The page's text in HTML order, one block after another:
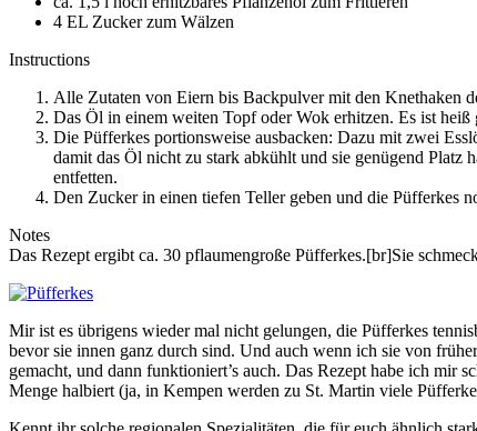
4 EL Zucker zum Wälzen
Instructions
Alle Zutaten von Eiern bis Backpulver mit den Knethaken
Das Öl in einem weiten Topf oder Wok erhitzen. Es ist
Die Püfferkes portionsweise ausbacken: Dazu mit zwei
damit das Öl nicht zu stark abkühlt und sie genügend Platz
entfetten.
Den Zucker in einen tiefen Teller geben und die Püfferkes
Notes
Das Rezept ergibt ca. 30 pflaumengroße Püfferkes.[br]Sie
Mir ist es übrigens wieder mal nicht gelungen, die Püfferkes
bevor sie innen ganz durch sind. Und auch wenn ich sie von
gemacht, und dann funktioniert’s auch. Das Rezept habe ich mir
Menge halbiert (ja, in Kempen werden zu St. Martin viele